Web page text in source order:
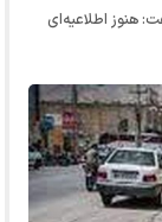
هنوز اطلاعیه‌ای